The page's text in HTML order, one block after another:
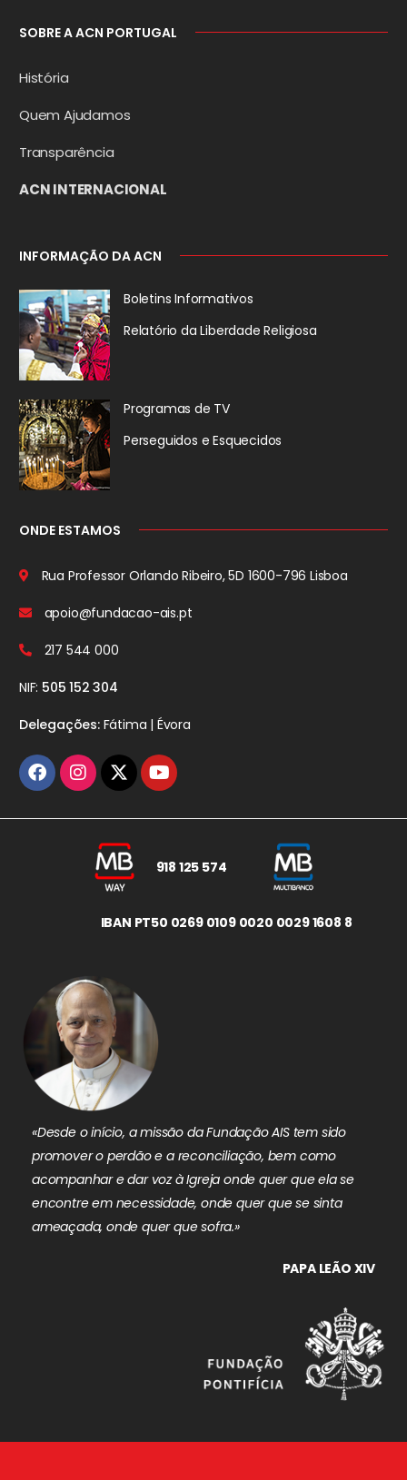
SOBRE A ACN PORTUGAL
História
Quem Ajudamos
Transparência
ACN INTERNACIONAL
INFORMAÇÃO DA ACN
Boletins Informativos
Relatório da Liberdade Religiosa
Programas de TV
Perseguidos e Esquecidos
ONDE ESTAMOS
Rua Professor Orlando Ribeiro, 5D 1600-796 Lisboa
apoio@fundacao-ais.pt
217 544 000
NIF: 505 152 304
Delegações:Fátima | Évora
918 125 574
IBAN PT50 0269 0109 0020 0029 1608 8
«Desde o início, a missão da Fundação AIS tem sido
promover o perdão e a reconciliação, bem como
acompanhar e dar voz à Igreja onde quer que ela se
encontre em necessidade, onde quer que se sinta
ameaçada, onde quer que sofra.»
PAPA LEÃO XIV